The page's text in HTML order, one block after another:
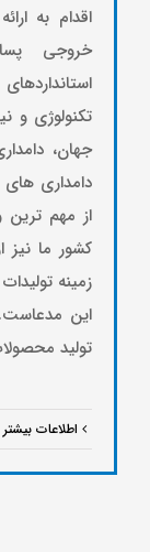
اقدام به
خروجی
تکنولوژی و
جهان،
دامداری
از مهم ترین
کشور ما نیز
زمینه
این
تولید
اطلاعات بیشتر